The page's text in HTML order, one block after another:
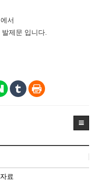
서
제문 입니다.
료